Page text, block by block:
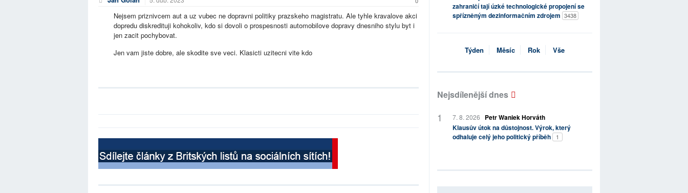
Nejsem priznivcem aut a uz vubec ne dopravni politiky prazskeho magistratu. Ale tyhle kravalove akci
dopredu diskredituji kohokoliv, kdo si dovoli o prospesnosti automobilove dopravy dnesniho stylu byt i
jen zacit pochybovat.
Jen vam jiste dobre, ale skodite sve veci. Klasicti uzitecni vite kdo
zahraničí tají úzké technologické propojení se
spřízněným dezinformačním zdrojem 3438
Týden Měsíc Rok Vše
Nejsdílenější dnes
7. 8. 2026
Petr Waniek Horváth
Klausův útok na důstojnost. Výrok, který
odhaluje celý jeho politický příběh
1